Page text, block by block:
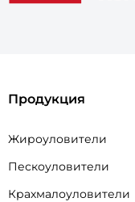
Продукция
Жироуловители
Пескоуловители
Крахмалоуловители